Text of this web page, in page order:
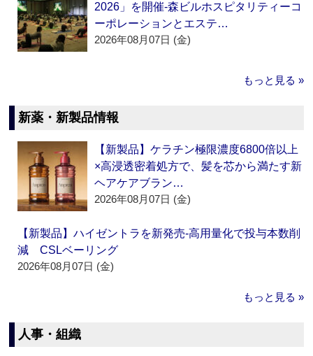
2026」を開催‐森ビルホスピタリティーコ
ーポレーションとエステ…
2026年08月07日 (金)
もっと見る »
新薬・新製品情報
【新製品】ケラチン極限濃度6800倍以上
×高浸透密着処方で、髪を芯から満たす新
ヘアケアブラン…
2026年08月07日 (金)
【新製品】ハイゼントラを新発売‐高用量化で投与本数削
減 CSLベーリング
2026年08月07日 (金)
もっと見る »
人事・組織